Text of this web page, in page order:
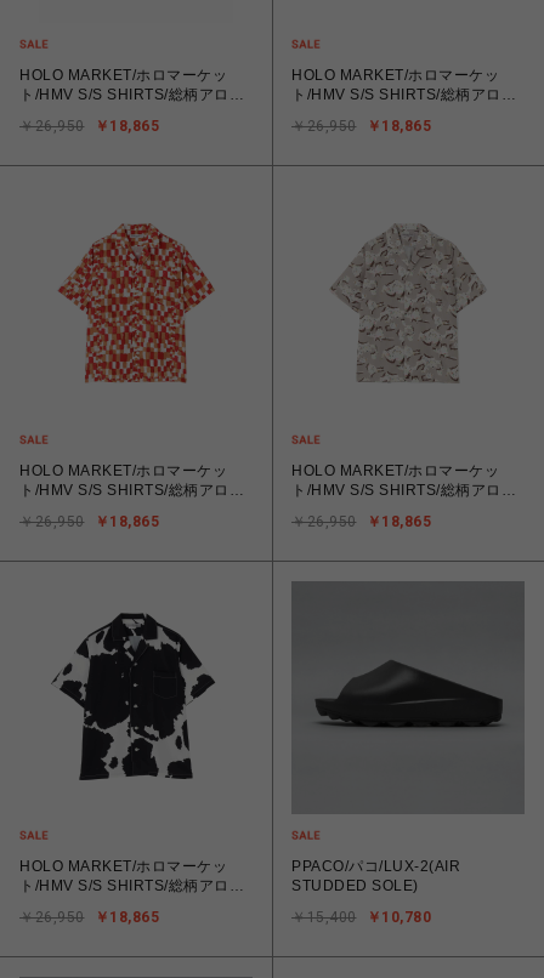
HOLO MARKET/ホロマーケッ
ト/HMV S/S SHIRTS/総柄アロハ
￥18,865
￥26,950
HOLO MARKET/ホロマーケッ
ト/HMV S/S SHIRTS/総柄アロハ
￥18,865
￥26,950
HOLO MARKET/ホロマーケッ
ト/HMV S/S SHIRTS/総柄アロハ
￥18,865
￥26,950
HOLO MARKET/ホロマーケッ
ト/HMV S/S SHIRTS/総柄アロハ
￥18,865
￥26,950
HOLO MARKET/ホロマーケッ
ト/HMV S/S SHIRTS/総柄アロハ
￥18,865
￥26,950
PPACO/パコ/LUX-2(AIR
STUDDED SOLE)
￥10,780
￥15,400